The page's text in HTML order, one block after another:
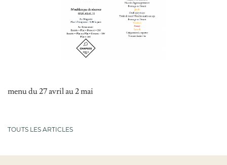
L'entreprise
Nos produits
Nos recettes
menu du 27 avril au 2 mai
TOUTS LES ARTICLES